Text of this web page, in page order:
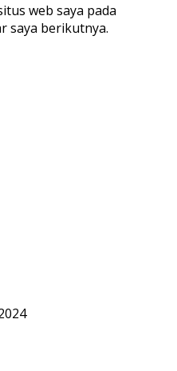
web saya pada
saya berikutnya.